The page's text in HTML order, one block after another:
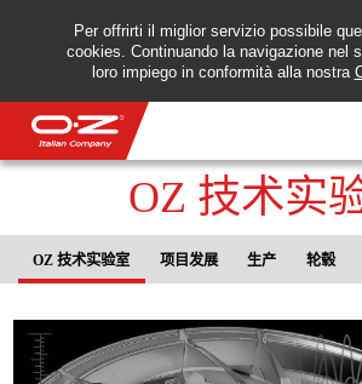
Per offrirti il miglior servizio possibile
cookies. Continuando la navigazione nel
loro impiego in conformità alla nostra
轮毂
画廊
意大利
OZ 技术实
OZ 技术实验室 项目发展 生产 轮毂